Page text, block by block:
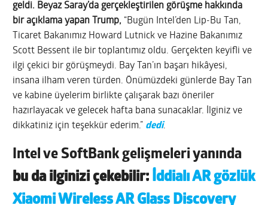
geldi. Beyaz Saray’da gerçekleştirilen görüşme hakkında
bir açıklama yapan Trump, “Bugün Intel’den Lip-Bu Tan,
Ticaret Bakanımız Howard Lutnick ve Hazine Bakanımız
Scott Bessent ile bir toplantımız oldu. Gerçekten keyifli ve
ilgi çekici bir görüşmeydi. Bay Tan’ın başarı hikâyesi,
insana ilham veren türden. Önümüzdeki günlerde Bay Tan
ve kabine üyelerim birlikte çalışarak bazı öneriler
hazırlayacak ve gelecek hafta bana sunacaklar. İlginiz ve
dikkatiniz için teşekkür ederim.” dedi.
Intel ve SoftBank gelişmeleri yanında
bu da ilginizi çekebilir: İddialı AR gözlük
Xiaomi Wireless AR Glass Discovery